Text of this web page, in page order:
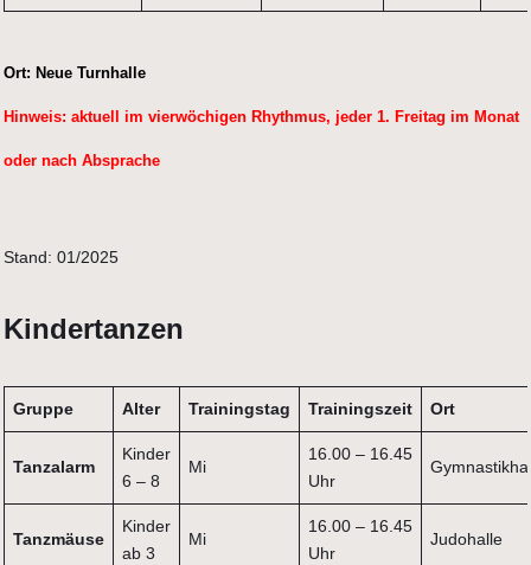
Ort: Neue Turnhalle
Hinweis: aktuell im vierwöchigen Rhythmus, jeder 1. Freitag im Monat
oder nach Absprache
Stand: 01/2025
Kindertanzen
Gruppe Alter Trainingstag Trainingszeit Ort
Tanzalarm
Kinder
6 – 8
Mi
16.00 – 16.45
Uhr
Tanzmäuse
Kinder
ab 3
Mi
16.00 – 16.45
Uhr
Judohalle